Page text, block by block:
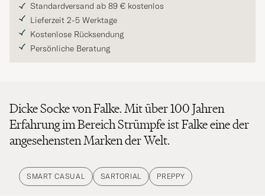
Standardversand ab 89 € kostenlos
Lieferzeit 2-5 Werktage
Kostenlose Rücksendung
Persönliche Beratung
Dicke Socke von Falke. Mit über 100 Jahren
Erfahrung im Bereich Strümpfe ist Falke eine der
angesehensten Marken der Welt.
SMART CASUAL SARTORIAL PREPPY